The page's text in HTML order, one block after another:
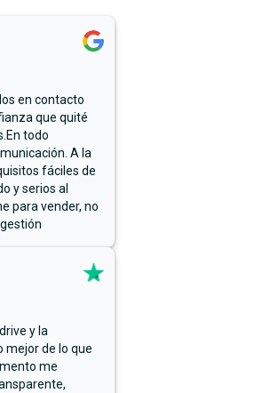
en contacto
que quité
todo
A la
fáciles de
y serios al
para vender, no
y la
mejor de lo que
me